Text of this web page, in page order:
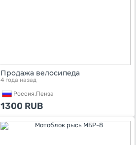
Продажа велосипеда
4 года назад
Россия,Пенза
1300 RUB